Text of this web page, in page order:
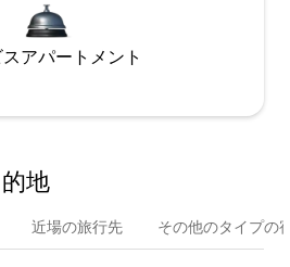
アパートメント
地
近場の旅行先 その他のタ⁠イ⁠プ⁠の